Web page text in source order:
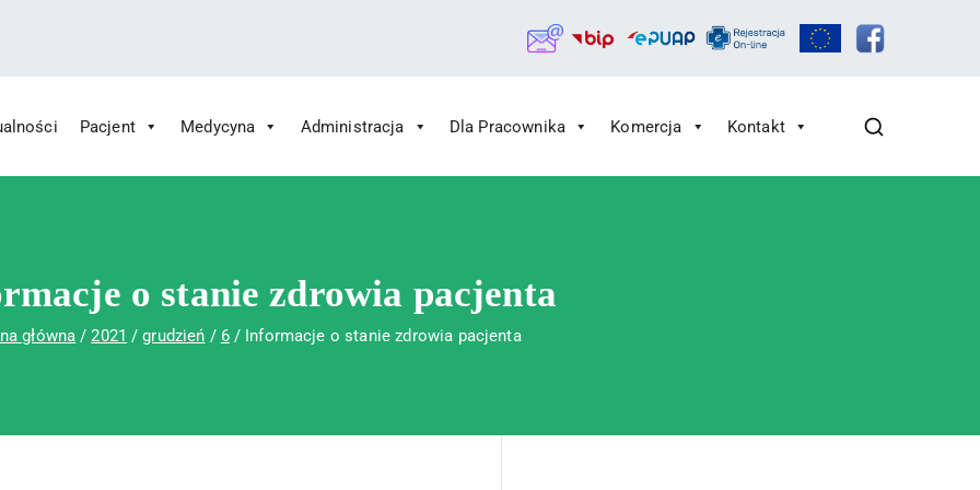
Św. Rafała w Czerwonej Górze
Rafała w Czerwonej Górze
Pacjent Medycyna Administracja Dla Pracownika Komercja Kontakt
o stanie zdrowia pacjenta
główna 2021 grudzień 6 Informacje o stanie zdrowia pacjenta